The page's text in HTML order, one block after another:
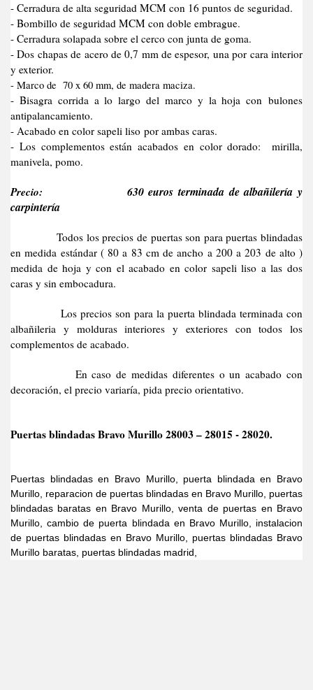
- Cerradura de alta seguridad MCM con 16 puntos de seguridad.
- Bombillo de seguridad MCM con doble embrague.
- Cerradura solapada sobre el cerco con junta de goma.
- Dos chapas de acero de 0,7 mm de espesor, una por cara interior
y exterior.
- Marco de 70 x 60 mm, de madera maciza.
- Bisagra corrida a lo largo del marco y la hoja con bulones
antipalancamiento.
- Acabado en color sapeli liso por ambas caras.
- Los complementos están acabados en color dorado: mirilla,
manivela, pomo.
Precio:
630 euros terminada de albañilería y
carpintería
Todos los precios de puertas son para puertas blindadas
en medida estándar ( 80 a 83 cm de ancho a 200 a 203 de alto )
medida de hoja y con el acabado en color sapeli liso a las dos
caras y sin embocadura.
Los precios son para la puerta blindada terminada con
albañileria y molduras interiores y exteriores con todos los
complementos de acabado.
En caso de medidas diferentes o un acabado con
decoración, el precio variaría, pida precio orientativo.
Puertas blindadas Bravo Murillo 28003 – 28015 - 28020.
Puertas blindadas en Bravo Murillo, puerta blindada en Bravo
Murillo, reparacion de puertas blindadas en Bravo Murillo, puertas
blindadas baratas en Bravo Murillo, venta de puertas en Bravo
Murillo, cambio de puerta blindada en Bravo Murillo, instalacion
de puertas blindadas en Bravo Murillo, puertas blindadas Bravo
Murillo baratas, puertas blindadas madrid,